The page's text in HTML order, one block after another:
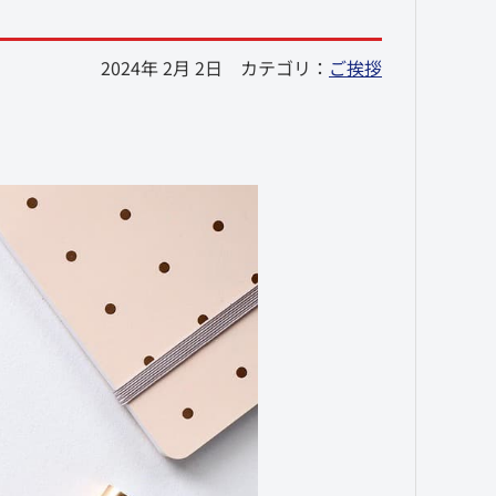
2024年 2月 2日 カテゴリ： ご挨拶